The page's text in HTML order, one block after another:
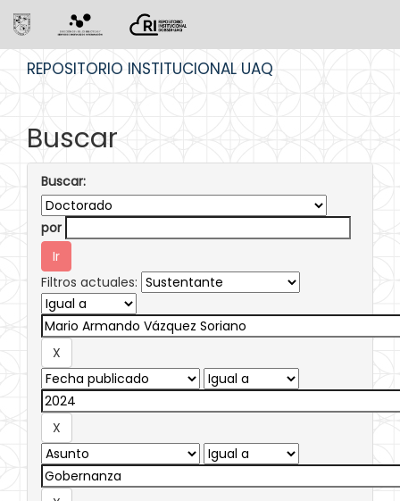
REPOSITORIO INSTITUCIONAL UAQ
Buscar
Buscar:
por
Filtros actuales: